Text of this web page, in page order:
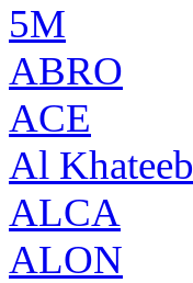
5М
ABRO
ACE
Al Khateeb
ALCA
ALON